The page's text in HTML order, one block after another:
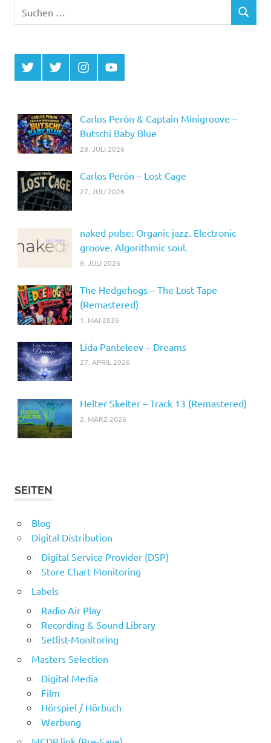
nach:
SUCHEN
Twitter
MCDP
Twitter
Musicradiostation
InstagramYouTube
Carlos Perón & Captain Minigroove –
Butschi Baby Blue
28. JULI 2026
Carlos Perón – Lost Cage
27. JULI 2026
naked pulse: Organic jazz. Electronic
groove. Algorithmic soul.
9. JULI 2026
The Hedgehogs – The Lost Tape
(Remastered)
1. MAI 2026
Lida Panteleev – Dreams
27. APRIL 2026
Helter Skelter – Track 13 (Remastered)
2. MÄRZ 2026
SEITEN
Blog
Digital Distribution
Digital Service Provider (DSP)
Store Chart Monitoring
Labels
Radio Air Play
Recording & Sound Library
Setlist-Monitoring
Masters Selection
Digital Media
Film
Hörspiel / Hörbuch
Werbung